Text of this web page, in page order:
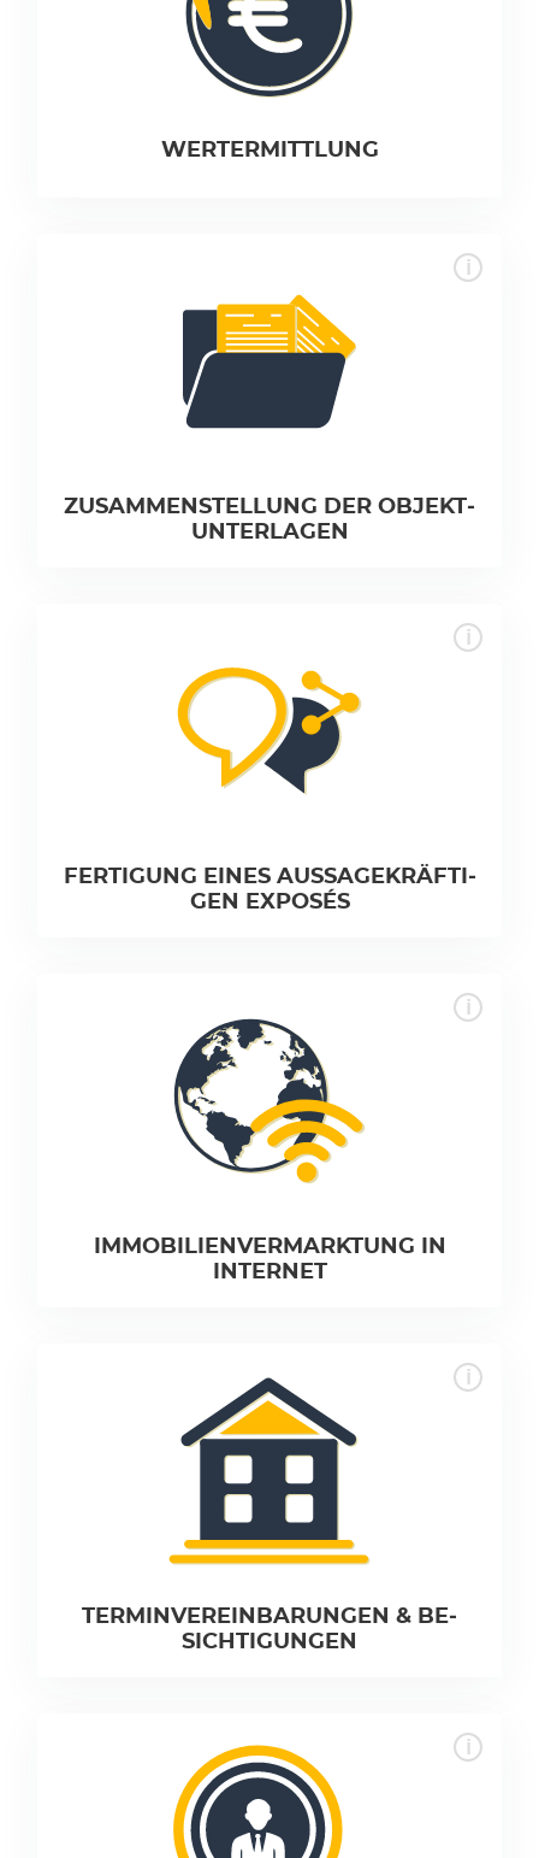
WERTER­MIT­TLUNG
ZUSAMMEN­STELLUNG DER OBJEKT­
UNTER­LAGEN
FER­TI­GUNG EINES AUS­SAGEK­RÄFTI­
GEN EXPOS­ÉS
IM­MOBILIEN­VERMARK­TUNG IN
INTERNET
TER­MIN­VEREIN­BARUN­GEN & BE­
SICHTI­GUN­GEN